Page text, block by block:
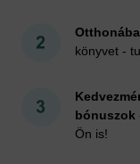
könyvet -
bónuszok
Ön is!